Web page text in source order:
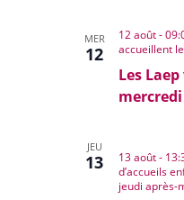
MER
12
Les
mercredi
12 août -
accueillent
JEU
13 13 août -
d’accueils
jeudi après-